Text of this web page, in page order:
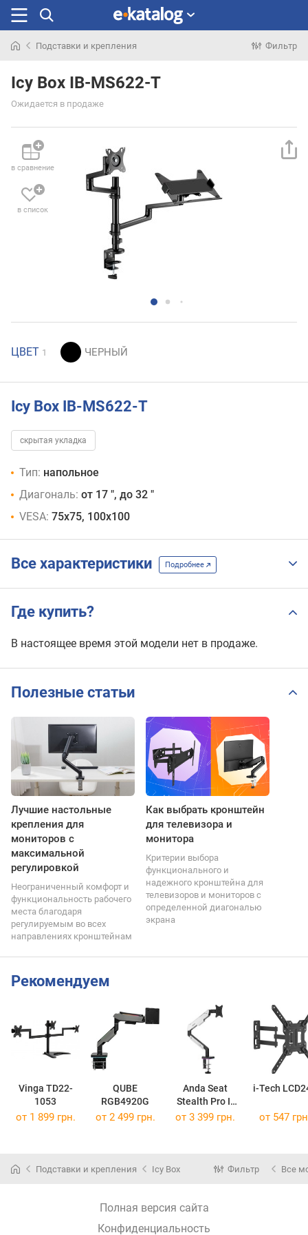
раньше
Подставки и крепления Фильтр
Icy Box IB-MS622-T
Ожидается в продаже
в сравнение
в список
ЦВЕТ 1
Icy Box IB-MS622-T
скрытая укладка
Тип: напольное
Диагональ: от 17 ", до 32 "
VESA: 75x75, 100x100
Все характеристики Подробнее
Где купить?
В настоящее время этой модели нет в продаже.
Полезные статьи
Лучшие настольные
крепления для
мониторов с
максимальной
регулировкой
Неограниченный комфорт и
функциональность рабочего
места благодаря
регулируемым во всех
направлениях кронштейнам
Как выбрать кронштейн
для телевизора и
монитора
Критерии выбора
функционального и
надежного кронштейна для
телевизоров и мониторов с
определенной диагональю
экрана
Рекомендуем
Vinga TD22-
1053
QUBE
RGB4920G
Anda Seat
Stealth Pro II
RGB
i-Tech
от 1 899 грн. от 2 499 грн. от 3 399 грн. от 547
Подставки и крепления Icy Box Фильтр Все
Полная версия сайта
Конфиденциальность